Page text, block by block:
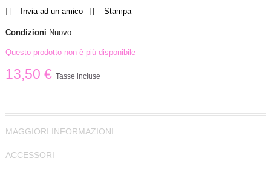
Invia ad un amico Stampa
Condizioni Nuovo
Questo prodotto non è più disponibile
13,50 € Tasse incluse
MAGGIORI INFORMAZIONI
ACCESSORI